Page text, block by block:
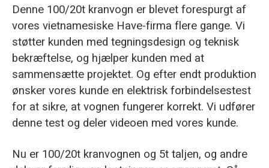
Denne 100/20t kranvogn er blevet forespurgt af
vores vietnamesiske Have-firma flere gange. Vi
støtter kunden med tegningsdesign og teknisk
bekræftelse, og hjælper kunden med at
sammensætte projektet. Og efter endt produktion
ønsker vores kunde en elektrisk forbindelsestest
for at sikre, at vognen fungerer korrekt. Vi udfører
denne test og deler videoen med vores kunde.
Nu er 100/20t kranvognen og 5t taljen, og andre